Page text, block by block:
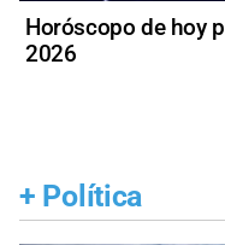
Horóscopo de hoy
2026
+ Política